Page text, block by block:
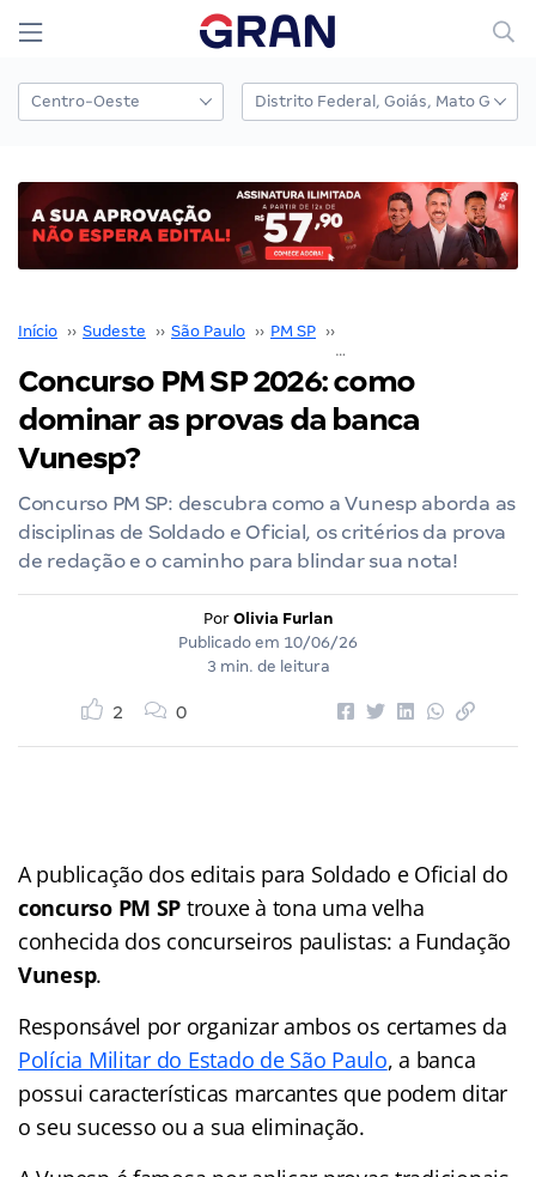
Início ›› Sudeste ›› São Paulo ›› PM SP ››
Concurso PM SP 2026: como
dominar as provas da banca
Vunesp?
Concurso PM SP: descubra como a Vunesp aborda as
disciplinas de Soldado e Oficial, os critérios da prova
de redação e o caminho para blindar sua nota!
Por Olivia Furlan
Publicado em 10/06/26
3 min. de leitura
2 0
A publicação dos editais para Soldado e Oficial do
concurso PM SP trouxe à tona uma velha
conhecida dos concurseiros paulistas: a Fundação
Vunesp.
Responsável por organizar ambos os certames da
Polícia Militar do Estado de São Paulo, a banca
possui características marcantes que podem ditar
o seu sucesso ou a sua eliminação.